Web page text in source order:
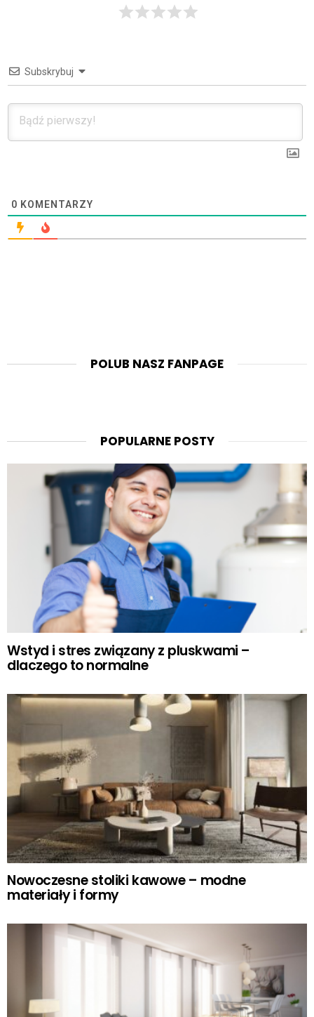
Subskrybuj
0 KOMENTARZY
POLUB NASZ FANPAGE
POPULARNE POSTY
Wstyd i stres związany z pluskwami –
dlaczego to normalne
Nowoczesne stoliki kawowe – modne
materiały i formy